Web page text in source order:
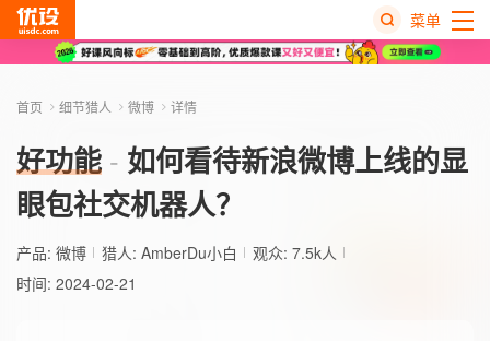
菜单
首页 细节猎人 微博 详情
好功能
如何看待新浪微博上线的显
眼包社交机器人？
产品: 微博 猎人: AmberDu小白
观众: 7.5k人
时间: 2024-02-21